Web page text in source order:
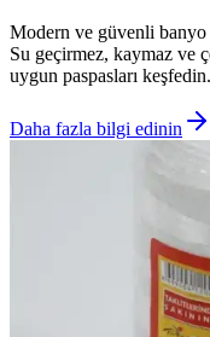
Modern ve güvenli banyo
Su geçirmez, kaymaz ve
uygun paspasları keşfedin.
Daha fazla bilgi edinin